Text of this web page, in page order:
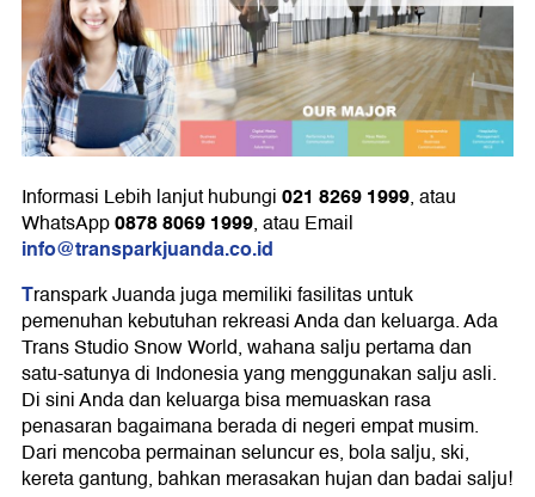
Informasi Lebih lanjut hubungi021 8269 1999, atau
WhatsApp0878 8069 1999, atau Email
info@transparkjuanda.co.id
Transpark Juanda juga memiliki fasilitas untuk
pemenuhan kebutuhan rekreasi Anda dan keluarga. Ada
Trans Studio Snow World, wahana salju pertama dan
satu-satunya di Indonesia yang menggunakan salju asli.
Di sini Anda dan keluarga bisa memuaskan rasa
penasaran bagaimana berada di negeri empat musim.
Dari mencoba permainan seluncur es, bola salju, ski,
kereta gantung, bahkan merasakan hujan dan badai salju!